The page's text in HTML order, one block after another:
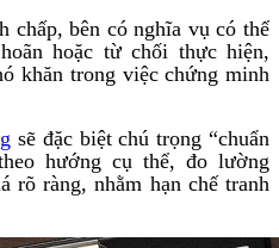
chấp, bên có nghĩa vụ có thể
hoặc từ chối thực hiện,
khăn trong việc chứng minh
sẽ đặc biệt chú trọng “chuẩn
hướng cụ thể, đo lường
rõ ràng, nhằm hạn chế tranh